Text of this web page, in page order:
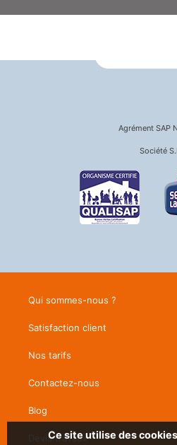
Agrément SAP
Société
Qui sommes-nous ?
Satisfaction client
Nos tarifs
Contactez-nous
Blog
Devis travaux
Ce site utilise des cookies